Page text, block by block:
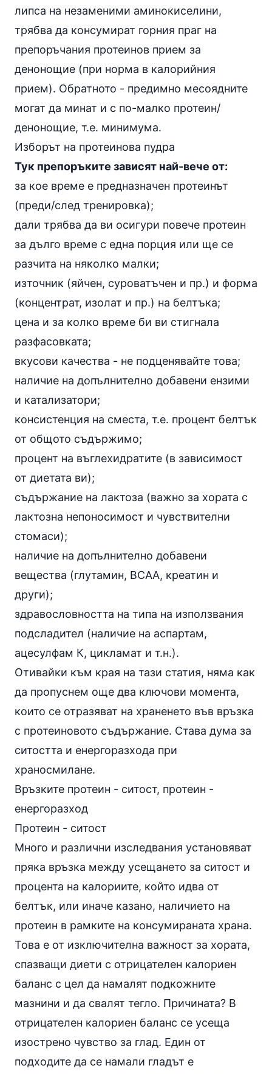
липса на незаменими аминокиселини,
трябва да консумират горния праг на
препоръчания протеинов прием за
денонощие (при норма в калорийния
прием). Обратното - предимно месоядните
могат да минат и с по-малко протеин/
денонощие, т.е. минимума.
Изборът на протеинова пудра
Тук препоръките зависят най-вече от:
за кое време е предназначен протеинът
(преди/след тренировка);
дали трябва да ви осигури повече протеин
за дълго време с една порция или ще се
разчита на няколко малки;
източник (яйчен, суроватъчен и пр.) и форма
(концентрат, изолат и пр.) на белтъка;
цена и за колко време би ви стигнала
разфасовката;
вкусови качества - не подценявайте това;
наличие на допълнително добавени ензими
и катализатори;
консистенция на сместа, т.е. процент белтък
от общото съдържимо;
процент на въглехидратите (в зависимост
от диетата ви);
съдържание на лактоза (важно за хората с
лактозна непоносимост и чувствителни
стомаси);
наличие на допълнително добавени
вещества (глутамин, BCAA, креатин и
други);
здравословността на типа на използвания
подсладител (наличие на аспартам,
ацесулфам К, цикламат и т.н.).
Отивайки към края на тази статия, няма как
да пропуснем още два ключови момента,
които се отразяват на храненето във връзка
с протеиновото съдържание. Става дума за
ситостта и енергоразхода при
храносмилане.
Връзките протеин - ситост, протеин -
енергоразход
Протеин - ситост
Много и различни изследвания установяват
пряка връзка между усещането за ситост и
процента на калориите, който идва от
белтък, или иначе казано, наличието на
протеин в рамките на консумираната храна.
Това е от изключителна важност за хората,
спазващи диети с отрицателен калориен
баланс с цел да намалят подкожните
мазнини и да свалят тегло. Причината? В
отрицателен калориен баланс се усеща
изострено чувство за глад. Един от
подходите да се намали гладът е